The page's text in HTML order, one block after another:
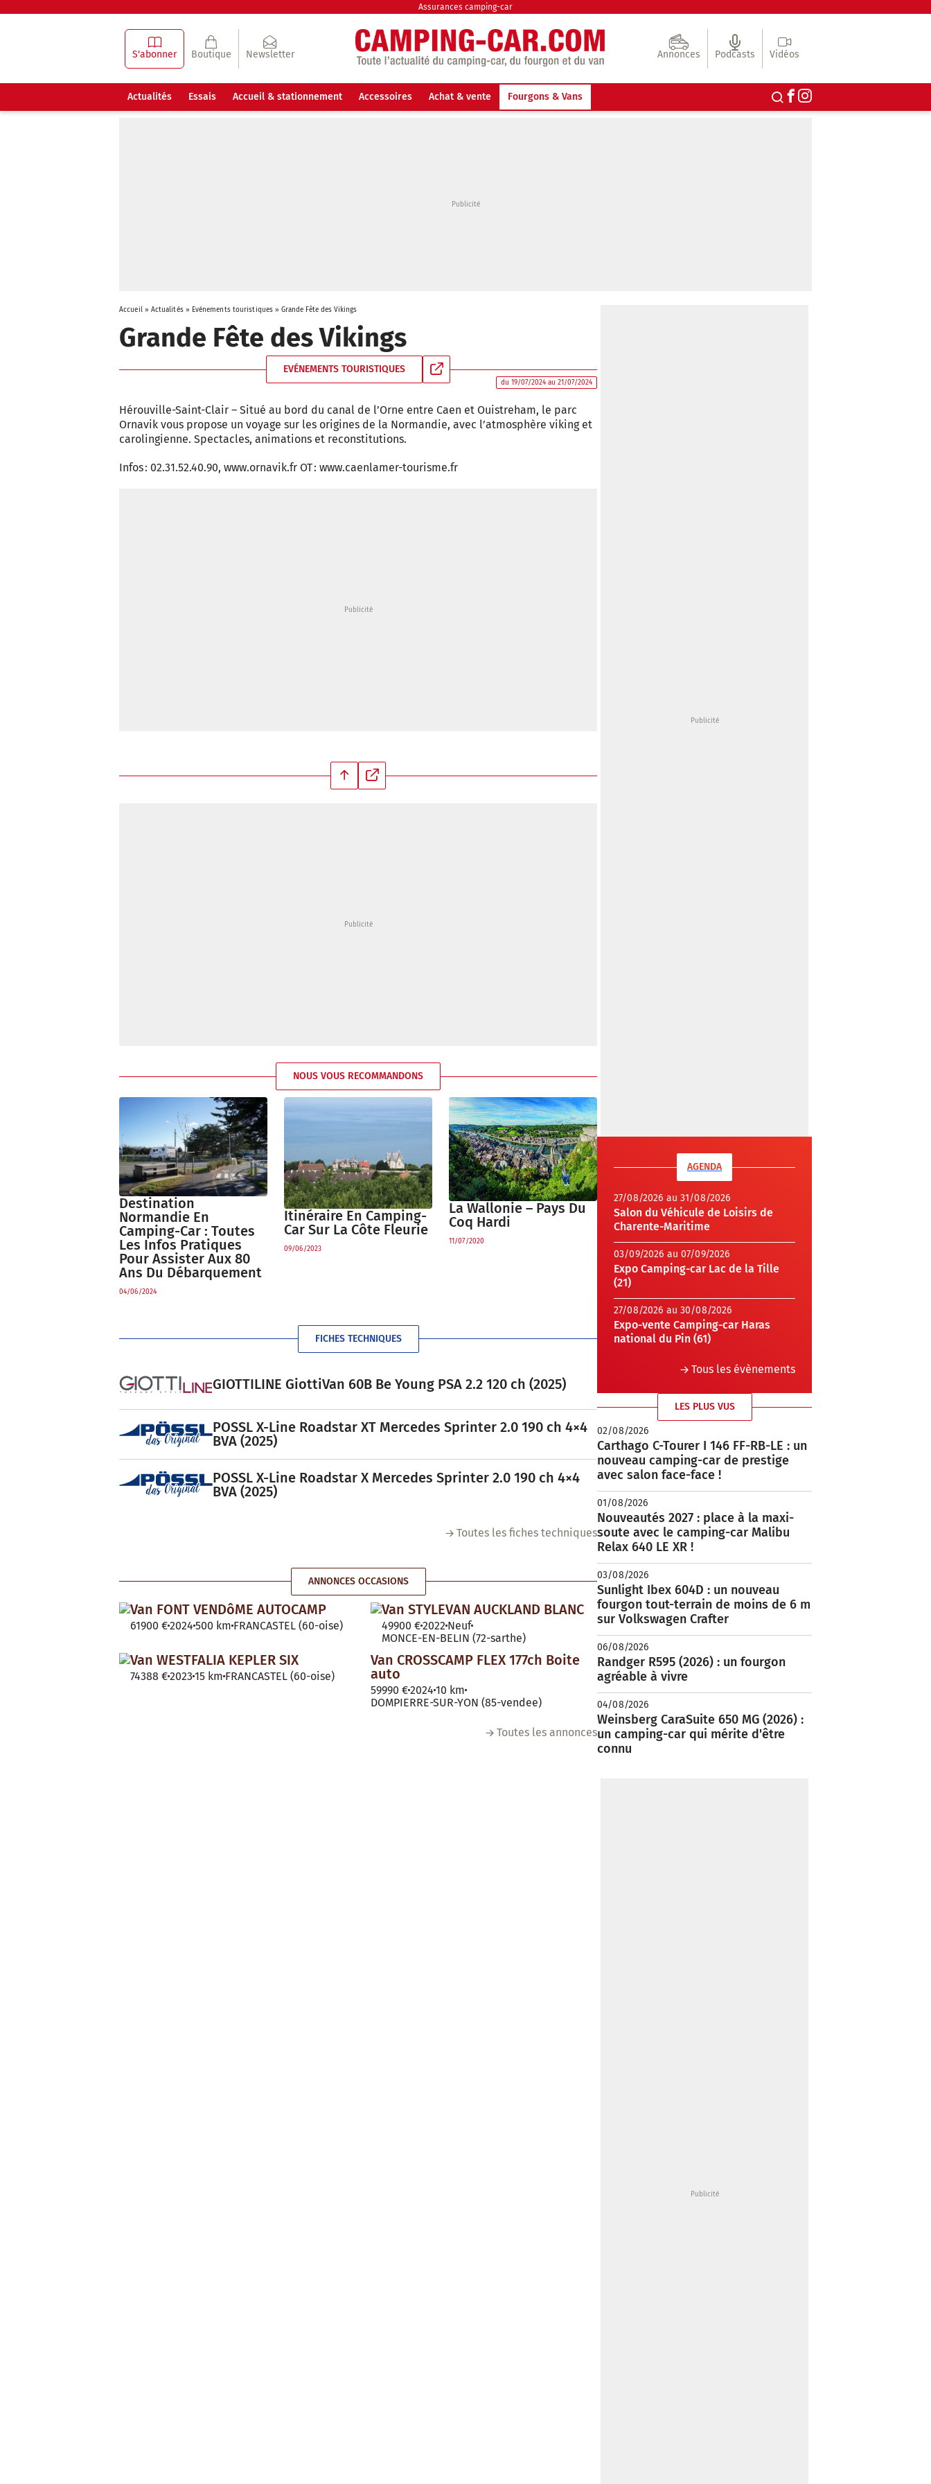
Assurances camping-car
S'abonner Boutique Newsletter Annonces Podcasts Vidéos
Actualités Essais Accueil & stationnement Accessoires Achat & vente Fourgons & Vans
Accueil» Actualités» Evénements touristiques »Grande Fête des Vikings
Grande Fête des Vikings
EVÉNEMENTS TOURISTIQUES
du 19/07/2024 au 21/07/2024
Hérouville-Saint-Clair – Situé au bord du canal de l’Orne entre Caen et Ouistreham, le parc
Ornavik vous propose un voyage sur les origines de la Normandie, avec l’atmosphère viking et
carolingienne. Spectacles, animations et reconstitutions.
Infos : 02.31.52.40.90, www.ornavik.fr OT : www.caenlamer-tourisme.fr
NOUS VOUS RECOMMANDONS
Destination
Normandie En
Camping-Car : Toutes
Les Infos Pratiques
Pour Assister Aux 80
Ans Du Débarquement
04/06/2024
Itinéraire En Camping-
Car Sur La Côte Fleurie
09/06/2023
La Wallonie – Pays Du
Coq Hardi
11/07/2020
FICHES TECHNIQUES
GIOTTILINE GiottiVan 60B Be Young PSA 2.2 120 ch (2025)
POSSL X-Line Roadstar XT Mercedes Sprinter 2.0 190 ch 4×4
BVA (2025)
POSSL X-Line Roadstar X Mercedes Sprinter 2.0 190 ch 4×4
BVA (2025)
Toutes les fiches techniques
ANNONCES OCCASIONS
Van FONT VENDôME AUTOCAMP
61900 €2024 500 km FRANCASTEL (60-oise)
Van STYLEVAN AUCKLAND BLANC
49900 €2022 Neuf
MONCE-EN-BELIN (72-sarthe)
Van WESTFALIA KEPLER SIX
74388 €2023 15 km FRANCASTEL (60-oise)
Van CROSSCAMP FLEX 177ch Boite
auto
59990 €2024 10 km
DOMPIERRE-SUR-YON (85-vendee)
Toutes les annonces
AGENDA
27/08/2026 au 31/08/2026
Salon du Véhicule de Loisirs de
Charente-Maritime
03/09/2026 au 07/09/2026
Expo Camping-car Lac de la Tille
(21)
27/08/2026 au 30/08/2026
Expo-vente Camping-car Haras
national du Pin (61)
Tous les évènements
LES PLUS VUS
02/08/2026
Carthago C-Tourer I 146 FF-RB-LE : un
nouveau camping-car de prestige
avec salon face-face !
01/08/2026
Nouveautés 2027 : place à la maxi-
soute avec le camping-car Malibu
Relax 640 LE XR !
03/08/2026
Sunlight Ibex 604D : un nouveau
fourgon tout-terrain de moins de 6 m
sur Volkswagen Crafter
06/08/2026
Randger R595 (2026) : un fourgon
agréable à vivre
04/08/2026
Weinsberg CaraSuite 650 MG (2026) :
un camping-car qui mérite d'être
connu